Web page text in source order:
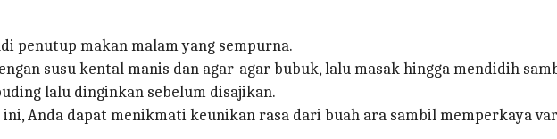
penutup makan malam yang sempurna.
susu kental manis dan agar-agar bubuk, lalu masak hingga mendidih
lalu dinginkan sebelum disajikan.
ini, Anda dapat menikmati keunikan rasa dari buah ara sambil memperkaya